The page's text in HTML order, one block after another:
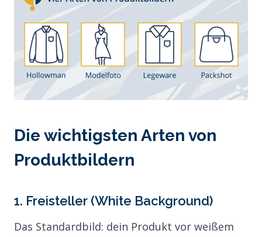
Die wichtigsten Arten von
Produktbildern
1. Freisteller (White Background)
Das Standardbild: dein Produkt vor weißem